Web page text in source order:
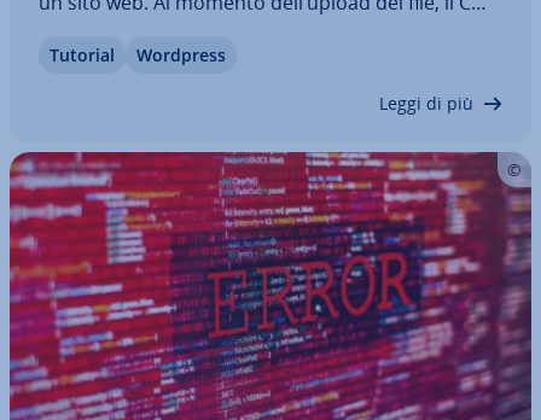
diverse. Queste possono essere definite in
Tutorial Wordpress
Leggi di più